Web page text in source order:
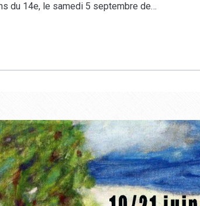
du 14e, le samedi 5 septembre de…